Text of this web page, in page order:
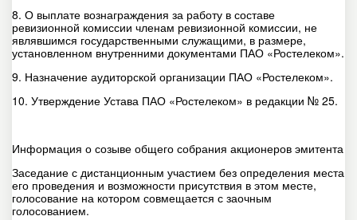
8. О выплате вознаграждения за работу в составе
ревизионной комиссии членам ревизионной комиссии, не
являвшимся государственными служащими, в размере,
установленном внутренними документами ПАО «Ростелеком».
9. Назначение аудиторской организации ПАО «Ростелеком».
10. Утверждение Устава ПАО «Ростелеком» в редакции № 25.
Информация о созыве общего собрания акционеров эмитента
Заседание с дистанционным участием без определения места
его проведения и возможности присутствия в этом месте,
голосование на котором совмещается с заочным
голосованием.